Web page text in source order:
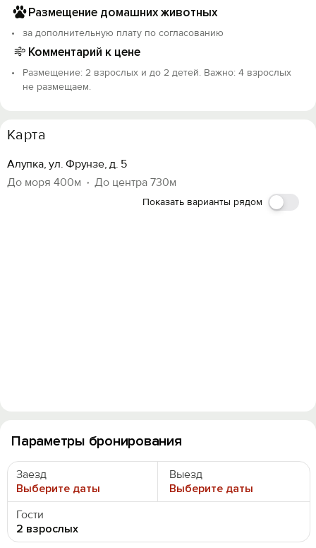
Параметры бронирования
Заезд
Выберите даты
Выезд
Выберите даты
Гости
2 взрослых
Размещение домашних животных
за дополнительную плату по согласованию
Комментарий к цене
Размещение: 2 взрослых и до 2 детей. Важно: 4 взрослых
не размещаем.
Карта
Алупка, ул. Фрунзе, д. 5
До моря 400м
До центра 730м
Показать варианты рядом